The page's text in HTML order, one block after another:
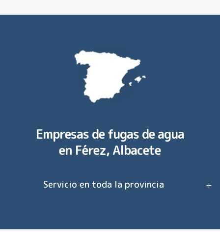
Empresas de fugas de agua
en Férez, Albacete
Servicio en toda la provincia